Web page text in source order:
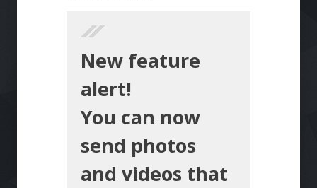
New feature
alert!
You can now
send photos
and videos that